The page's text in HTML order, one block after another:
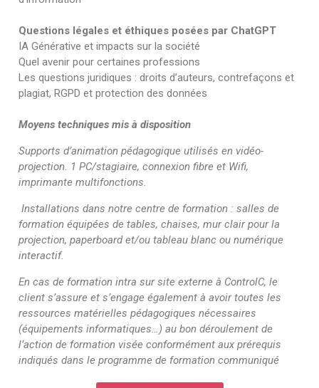
Questions légales et éthiques posées par ChatGPT
IA Générative et impacts sur la société
Quel avenir pour certaines professions
Les questions juridiques : droits d’auteurs, contrefaçons et
plagiat, RGPD et protection des données
Moyens techniques mis à disposition
Supports d’animation pédagogique utilisés en vidéo-
projection. 1 PC/stagiaire, connexion fibre et Wifi,
imprimante multifonctions.
Installations dans notre centre de formation : salles de
formation équipées de tables, chaises, mur clair pour la
projection, paperboard et/ou tableau blanc ou numérique
interactif.
En cas de formation intra sur site externe à ControlC, le
client s’assure et s’engage également à avoir toutes les
ressources matérielles pédagogiques nécessaires
(équipements informatiques…) au bon déroulement de
l’action de formation visée conformément aux prérequis
indiqués dans le programme de formation communiqué